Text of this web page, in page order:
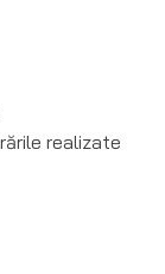
realizate